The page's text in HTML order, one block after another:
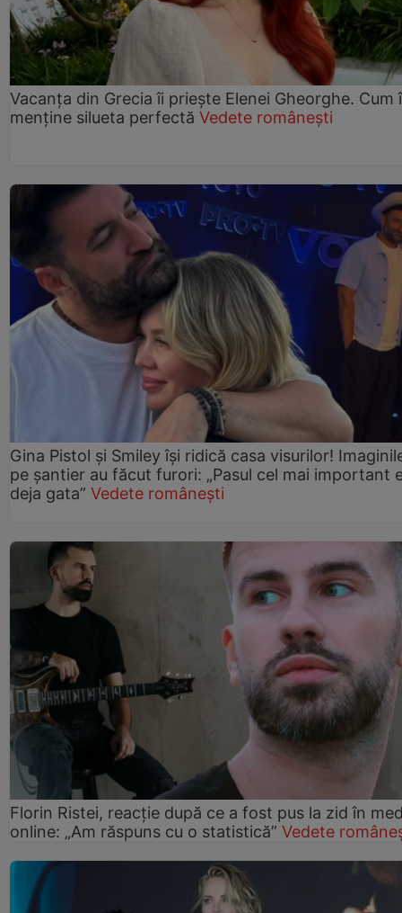
Vacanța din Grecia îi priește Elenei Gheorghe. Cum
menține silueta perfectă Vedete românești
Gina Pistol și Smiley își ridică casa visurilor!
pe șantier au făcut furori: „Pasul cel mai important
deja gata” Vedete românești
Florin Ristei, reacție după ce a fost pus la zid în
online: „Am răspuns cu o statistică” Vedete